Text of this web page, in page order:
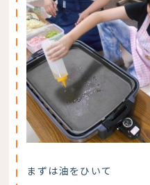
まずは油をひいて